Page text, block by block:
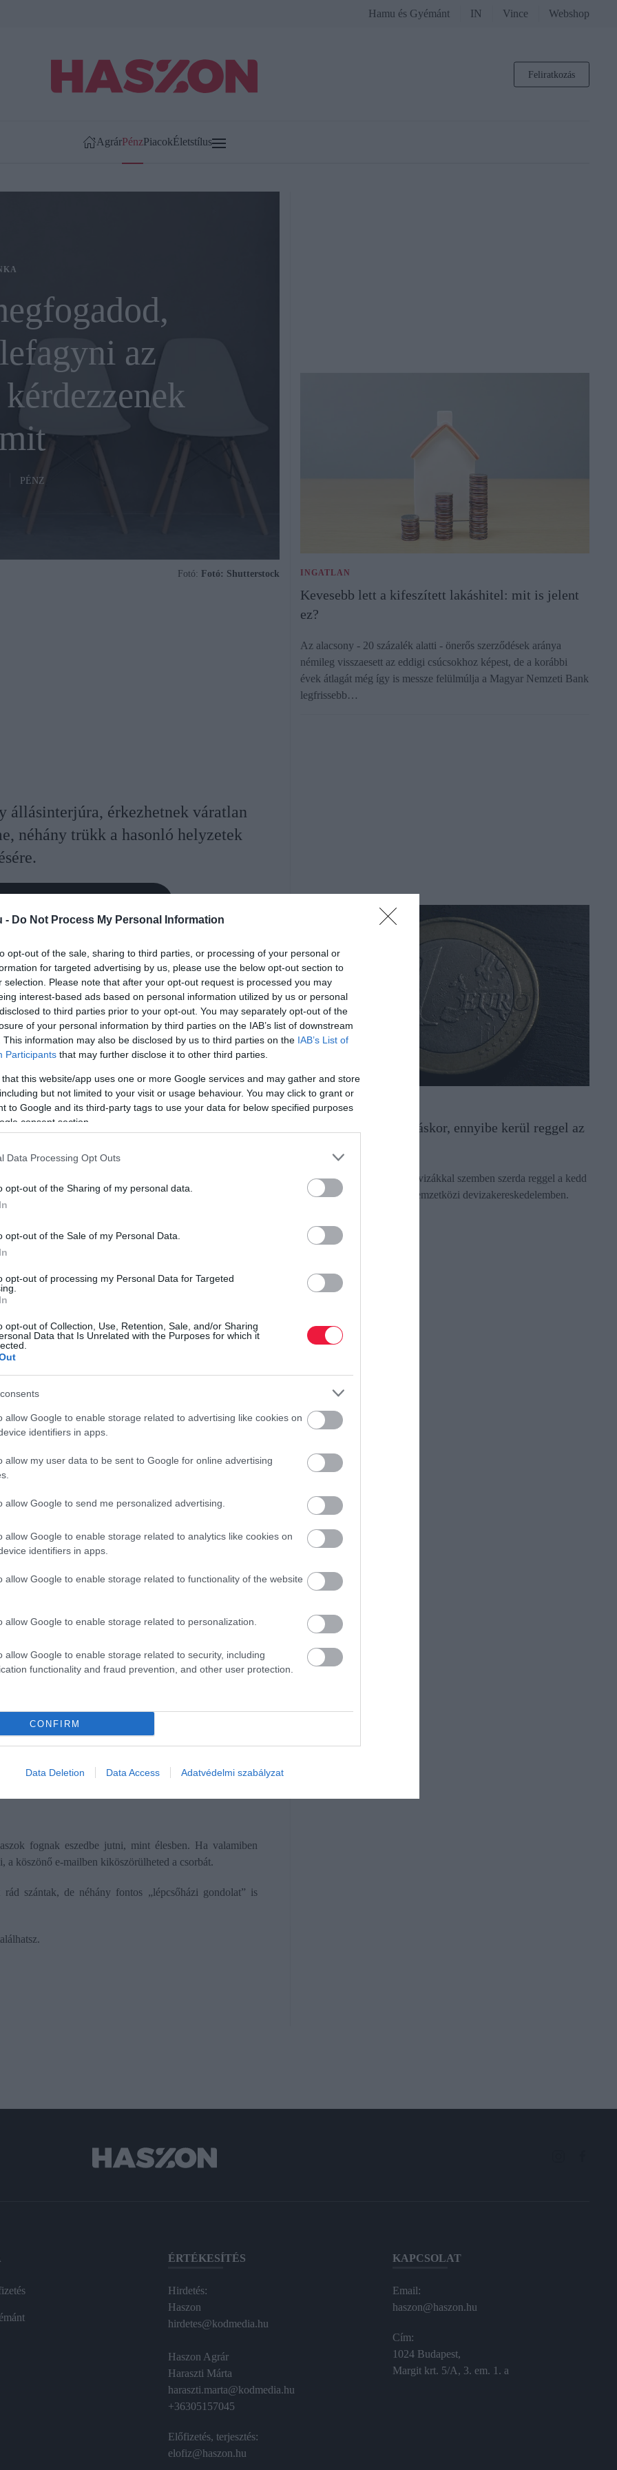
- Do Not Process My Personal Information
opt-out of the sale, sharing to third parties, or processing of your personal or
for targeted advertising by us, please use the below opt-out section to
selection. Please note that after your opt-out request is processed you may
interest-based ads based on personal information utilized by us or personal
to third parties prior to your opt-out. You may separately opt-out of the
of your personal information by third parties on the IAB’s list of downstream
This information may also be disclosed by us to third parties on the IAB’s List of
Participants that may further disclose it to other third parties.
that this website/app uses one or more Google services and may gather and store
but not limited to your visit or usage behaviour. You may click to grant or
to Google and its third-party tags to use your data for below specified purposes
consent section.
Data Processing Opt Outs
opt-out of the Sharing of my personal data.
opt-out of the Sale of my Personal Data.
opt-out of processing my Personal Data for Targeted
opt-out of Collection, Use, Retention, Sale, and/or Sharing
Data that Is Unrelated with the Purposes for which it
allow Google to enable storage related to advertising like cookies on
identifiers in apps.
allow my user data to be sent to Google for online advertising
allow Google to send me personalized advertising.
allow Google to enable storage related to analytics like cookies on
identifiers in apps.
allow Google to enable storage related to functionality of the website
allow Google to enable storage related to personalization.
allow Google to enable storage related to security, including
functionality and fraud prevention, and other user protection.
CONFIRM
Data Deletion Data Access Adatvédelmi szabályzat
Hamu és Gyémánt IN Vince Webshop
Feliratkozás
AgrárPénzPiacokÉletstílus
az
PÉNZ
Fotó: Fotó: Shutterstock
állásinterjúra, érkezhetnek váratlan
néhány trükk a hasonló helyzetek
forrásként a Google Keresőben!
vettünk néhány lehetséges szcenáriót.
Ilyenkor a kérdező a pontos válasz helyett sokkal
Elmondhatod, milyen információra volna szükséged
Ha hasonló, matematikai jellegű fejtörőt kapsz, nem kell
elég, ha csak hangosan gondolkodsz.
történetet, amelyek megvilágítják korábbi
feladatokkal a korábbi állásaidban. Ha azonban nem
a pixisből.
de egy hasonlót így oldottam
problémát, ha szembetalálkoznál vele.
át.
hogy ...
egyben javasold, hogy térjetek vissza a témára az
arra, hogyan oldottál meg egy konfliktusos helyzetet egy
meg. Például nyomatékosítsd, hogy mit tanultál a
ugyanezt a hibát.
fognak eszedbe jutni, mint élesben. Ha valamiben
köszönő e-mailben kiköszörülheted a csorbát.
szántak, de néhány fontos „lépcsőházi gondolat” is
INGATLAN
Kevesebb lett a kifeszített lakáshitel: mit is jelent
ez?
Az alacsony - 20 százalék alatti - önerős szerződések aránya
némileg visszaesett az eddigi csúcsokhoz képest, de a korábbi
évek átlagát még így is messze felülmúlja a Magyar Nemzeti Bank
legfrissebb…
FORINT
Így számolj pénzváltáskor, ennyibe kerül reggel az
Gyengült a forint a főbb devizákkal szemben szerda reggel a kedd
esti jegyzéséhez képest a nemzetközi devizakereskedelemben.
ÉRTÉKESÍTÉS
Hirdetés:
Haszon
hirdetes@kodmedia.hu
Haszon Agrár
Haraszti Márta
haraszti.marta@kodmedia.hu
+36305157045
Előfizetés, terjesztés:
elofiz@haszon.hu
KAPCSOLAT
Email:
haszon@haszon.hu
Cím:
1024 Budapest,
Margit krt. 5/A, 3. em. 1. a